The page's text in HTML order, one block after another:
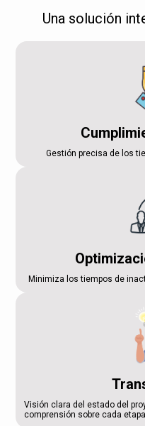
Una solución
Gestión precisa de los
Minimiza los tiempos de
Visión clara del estado del
comprensión sobre cada etapa